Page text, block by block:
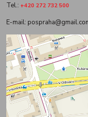
Tel.: +420 272 732 500
E-mail: